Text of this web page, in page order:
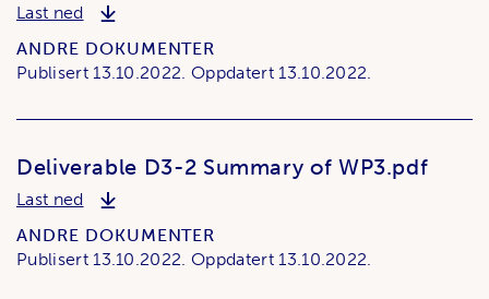
Last nedDeliverable D3-1 Summary of Workshop WP2-
ANDRE DOKUMENTER
Publisert13.10.2022.Oppdatert13.10.2022.
Deliverable D3-2 Summary of WP3.pdf
Last nedDeliverable D3-2 Summary of WP3.pdf
ANDRE DOKUMENTER
Publisert13.10.2022.Oppdatert13.10.2022.